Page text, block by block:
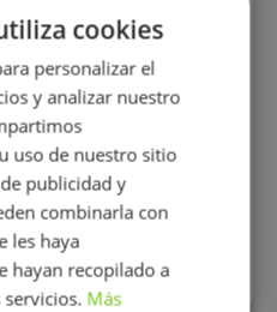
h
perfil
similares
cookies
personalizar el
y analizar nuestro
uso de nuestro sitio
publicidad y
combinarla con
les haya
hayan recopilado a
Más